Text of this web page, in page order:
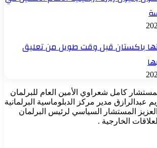
باكستان قبل وقت طويل من تعليق
كامل شعراوي الأمين العام للبرلمان
عبدالرازق مدير مركز الدبلوماسية البرلمانية
المستشار السياسي لرئيس البرلمان
الخارجية .